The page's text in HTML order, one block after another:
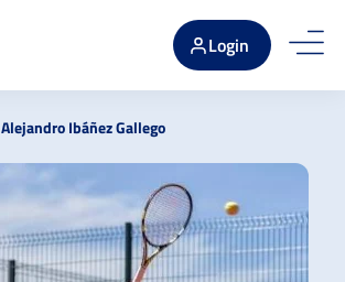
Login
Alejandro Ibáñez Gallego